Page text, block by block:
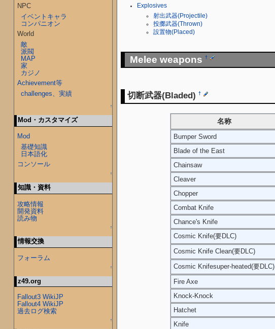
Explosives
射出武器(Projectile)
投擲武器(Thrown)
設置物(Placed)
Melee weapons †
切断武器(Bladed) †
名称
Bumper Sword
Blade of the East
Chainsaw
Cleaver
Chopper
Combat Knife
Chance's Knife
Cosmic Knife(要DLC)
Cosmic Knife Clean(要DLC)
Cosmic Knifesuper-heated(要DLC)
Fire Axe
Knock-Knock
Hatchet
Knife
NPC
イベントキャラ
コンパニオン
World
敵
派閥
MAP
家
カジノ
Achievement等
challenges、実績
↑
Mod・カスタマイズ
Mod
基礎知識
日本語化
コンソール
↑
知識・資料
攻略情報
開発資料
読み物
↑
情報交換
フォーラム
↑
z49.org
Fallout3 WikiJP
Fallout4 WikiJP
過去ログ検索
↑